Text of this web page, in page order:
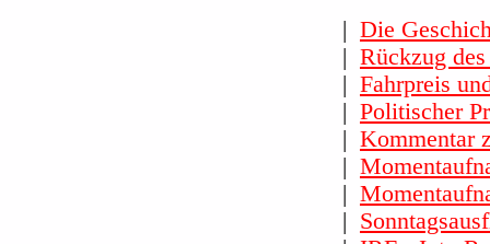
| Die
| Rückzug
| Fahrpreis
| Politischer
| Kommentar
|
|
|